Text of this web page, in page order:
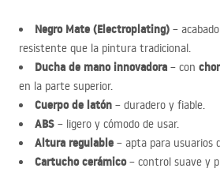
Negro Mate (Electroplating) –
resistente que la pintura tradicional.
Ducha de mano innovadora – con
en la parte superior.
Cuerpo de latón – duradero y fiable.
ABS – ligero y cómodo de usar.
Altura regulable – apta para usuarios
Cartucho cerámico– control suave y